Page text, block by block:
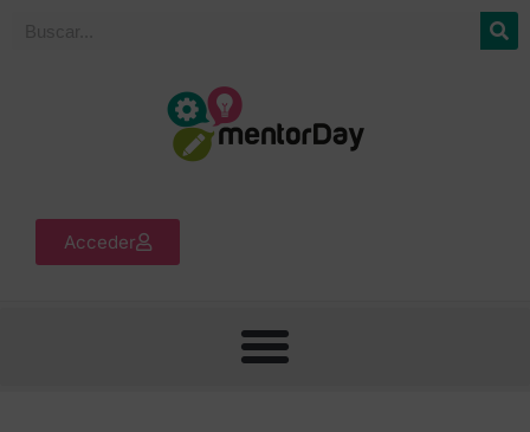
Acceder